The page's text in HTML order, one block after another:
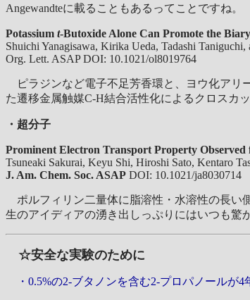
Angewandteに載ることもあるってことですね。
Potassium t-Butoxide Alone Can Promote the
Shuichi Yanagisawa, Kirika Ueda, Tadashi
Org. Lett. ASAP DOI: 10.1021/ol8019764
ピラジンなど電子不足芳香環と、ヨウ化アリ
た遷移金属触媒C-H結合活性化によるクロスカ
・超分子
Prominent Electron Transport Property
Tsuneaki Sakurai, Keyu Shi, Hiroshi Sato, Kentaro
J. Am. Chem. Soc. ASAP DOI: 10.1021/ja8030714
ポルフィリン二量体に脂溶性・水溶性の長い
生のアイディアの湧き出しっぷりにはいつも驚
☆安全な実験のために
・0.5%の2-ブタノンを含む2-プロパノールが4